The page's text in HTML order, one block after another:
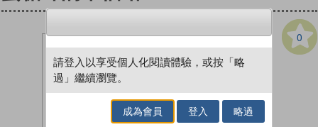
0
請登入以享受個人化閱讀體驗，或按「略
過」繼續瀏覽。
成為會員 登入 略過